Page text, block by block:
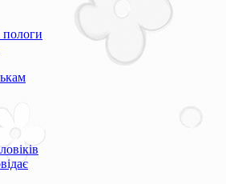
пологи